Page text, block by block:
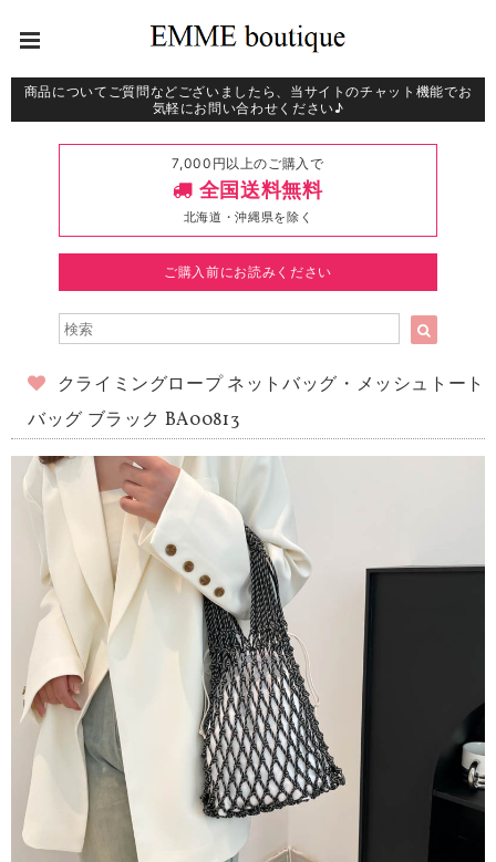
商品についてご質問などございましたら、当サイトのチャット機能でお
気軽にお問い合わせください♪
7,000円以上のご購入で
全国送料無料
北海道・沖縄県を除く
ご購入前にお読みください
クライミングロープ ネットバッグ・メッシュトート
バッグ ブラック BA00813